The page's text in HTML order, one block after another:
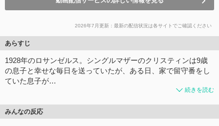
2026年7月更新：最新の配信状況は各サイトでご確認ください
あらすじ
1928年のロサンゼルス。シングルマザーのクリスティンは9歳
の息子と幸せな毎日を送っていたが、ある日、家で留守番をし
ていた息子が…
続きを読む
みんなの反応